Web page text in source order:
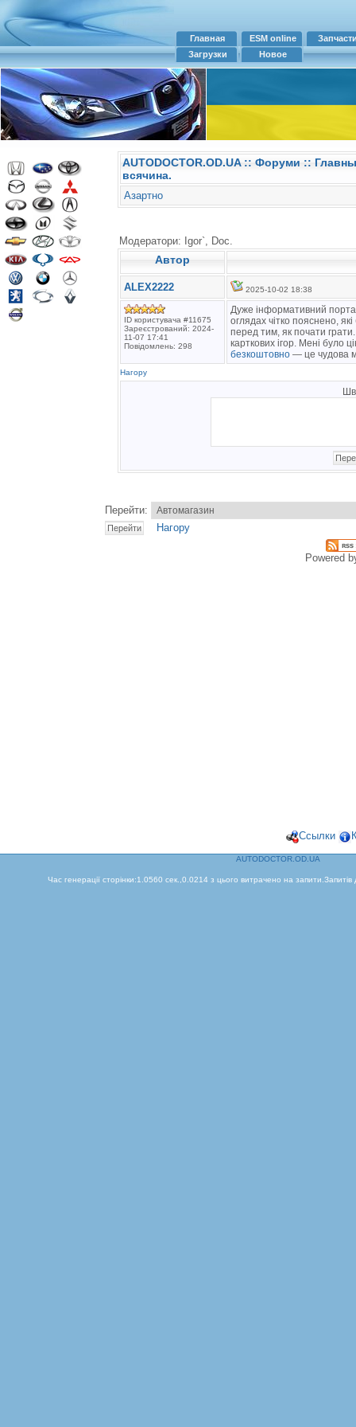
Главная ESM online
Загрузки
Новое
AUTODOCTOR.OD.UA:: Форуми ::
всячина.
Азартно
Модератори: Igor`, Doc.
Автор
ALEX2222 2025-10-02 18:38
ID користувача #11675
Зареєстрований: 2024-
11-07 17:41
Повідомлень: 298
Дуже інформативний
оглядах чітко пояснено,
перед тим, як почати
карткових ігор. Мені було
безкоштовно — це чудова
Нагору
Перейти:
Нагору
Powered
Ссылки
AUTODOCTOR.OD.UA
Час генерації сторінки:1.0560 сек.,0.0214 з цього витрачено на